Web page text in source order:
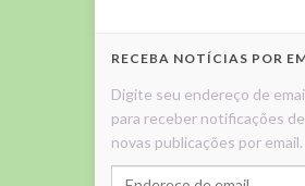
RECEBA NOTÍCIAS POR
Digite seu endereço de
para receber notificações de
novas publicações por email.
Endereço de email